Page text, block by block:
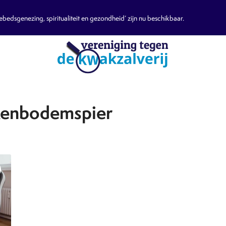
spiritualiteit en gezondheid’ zijn nu beschikbaar.